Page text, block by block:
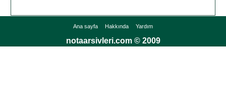
Ana sayfa Hakkında Yardım
notaarsivleri.com © 2009